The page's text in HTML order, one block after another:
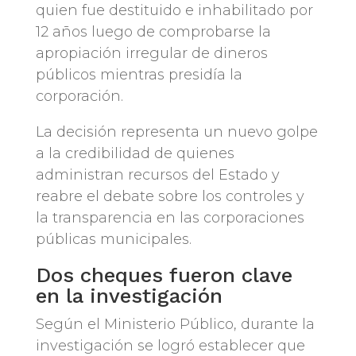
quien fue destituido e inhabilitado por
12 años luego de comprobarse la
apropiación irregular de dineros
públicos mientras presidía la
corporación.
La decisión representa un nuevo golpe
a la credibilidad de quienes
administran recursos del Estado y
reabre el debate sobre los controles y
la transparencia en las corporaciones
públicas municipales.
Dos cheques fueron clave
en la investigación
Según el Ministerio Público, durante la
investigación se logró establecer que